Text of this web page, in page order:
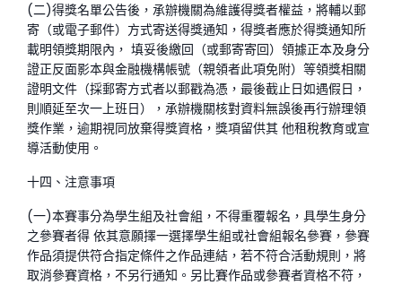
(二)得獎名單公告後，承辦機關為維護得獎者權益，將輔以郵
寄（或電子郵件）方式寄送得獎通知，得獎者應於得獎通知所
載明領獎期限內， 填妥後繳回（或郵寄寄回）領據正本及身分
證正反面影本與金融機構帳號（親領者此項免附）等領獎相關
證明文件（採郵寄方式者以郵戳為憑，最後截止日如遇假日，
則順延至次一上班日），承辦機關核對資料無誤後再行辦理領
獎作業，逾期視同放棄得獎資格，獎項留供其 他租稅教育或宣
導活動使用。
十四、注意事項
(一)本賽事分為學生組及社會組，不得重覆報名，具學生身分
之參賽者得 依其意願擇一選擇學生組或社會組報名參賽，參賽
作品須提供符合指定條件之作品連結，若不符合活動規則，將
取消參賽資格，不另行通知。另比賽作品或參賽者資格不符，